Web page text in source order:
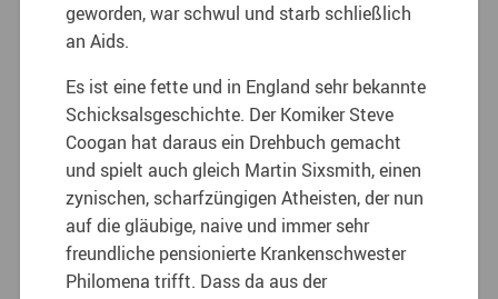
geworden, war schwul und starb schließlich
an Aids.
Es ist eine fette und in England sehr bekannte
Schicksalsgeschichte. Der Komiker Steve
Coogan hat daraus ein Drehbuch gemacht
und spielt auch gleich Martin Sixsmith, einen
zynischen, scharfzüngigen Atheisten, der nun
auf die gläubige, naive und immer sehr
freundliche pensionierte Krankenschwester
Philomena trifft. Dass da aus der